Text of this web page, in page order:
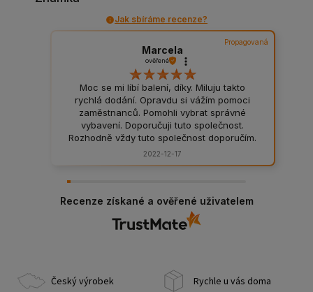
Jak sbíráme recenze?
Propagovaná
Marcela
ověřené
Moc se mi líbí balení, díky. Miluju takto
rychlá dodání. Opravdu si vážím pomoci
zaměstnanců. Pomohli vybrat správné
vybavení. Doporučuji tuto společnost.
Rozhodně vždy tuto společnost doporučím.
Pevná a bezpečná balení, rozhodně
doporučuji. Balíček mi byl doručen bez
2022-12-17
Recenze získané a ověřené uživatelem
Český výrobek Rychle u vás doma